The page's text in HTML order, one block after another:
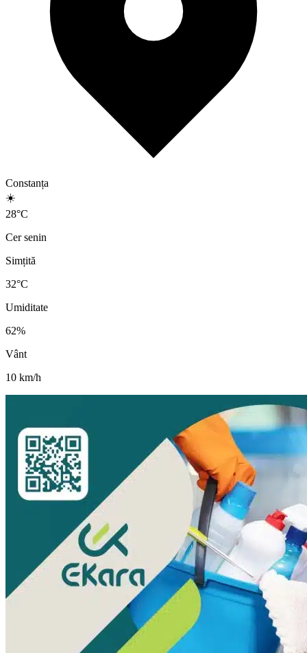
Constanța
☀️
28°C
Cer senin
Simțită
32°C
Umiditate
62%
Vânt
10 km/h